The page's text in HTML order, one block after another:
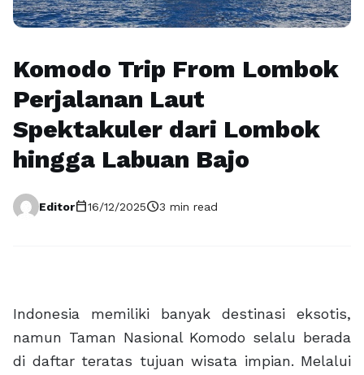
Komodo Trip From Lombok
Perjalanan Laut
Spektakuler dari Lombok
hingga Labuan Bajo
Editorcalendar_today16/12/2025schedule3 min read
Indonesia memiliki banyak destinasi eksotis,
namun Taman Nasional Komodo selalu berada
di daftar teratas tujuan wisata impian. Melalui